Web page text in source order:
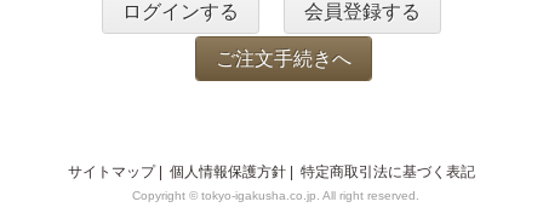
ログインする 会員登録する
ご注文手続きへ
サイトマップ| 個人情報保護方針 特定商取引法に基づく表記
Copyright © tokyo-igakusha.co.jp. All right reserved.